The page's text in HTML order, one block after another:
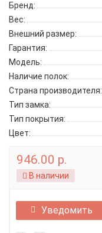
Бренд:
Вес:
Внешний размер:
Гарантия:
Модель:
Наличие полок:
Страна производителя:
Тип замка:
Тип покрытия:
Цвет:
946.00 р.
В наличии
Уведомить